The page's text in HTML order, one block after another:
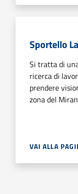
Sportello
Si tratta di
ricerca di
prendere
zona del
VAI ALLA